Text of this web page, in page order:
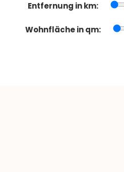
Entfernung in km:
Wohnfläche in qm: